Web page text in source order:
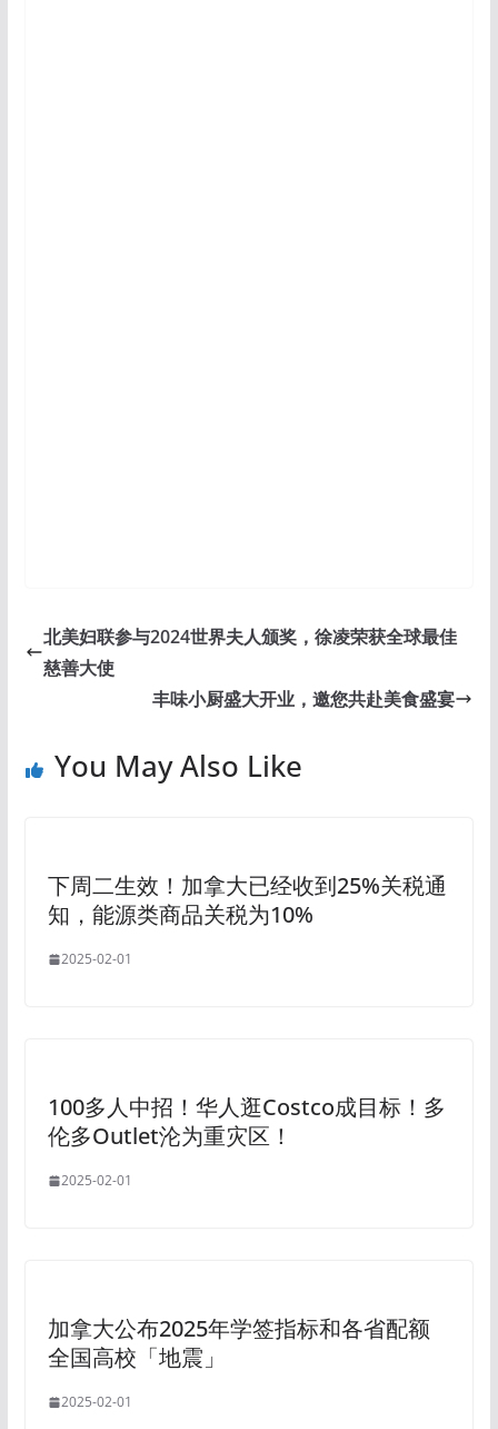
北美妇联参与2024世界夫人颁奖，徐凌荣获全球最佳
慈善大使
丰味小厨盛大开业，邀您共赴美食盛宴
You May Also Like
下周二生效！加拿大已经收到25%关税通
知，能源类商品关税为10%
2025-02-01
100多人中招！华人逛Costco成目标！多
伦多Outlet沦为重灾区！
2025-02-01
加拿大公布2025年学签指标和各省配额
全国高校「地震」
2025-02-01